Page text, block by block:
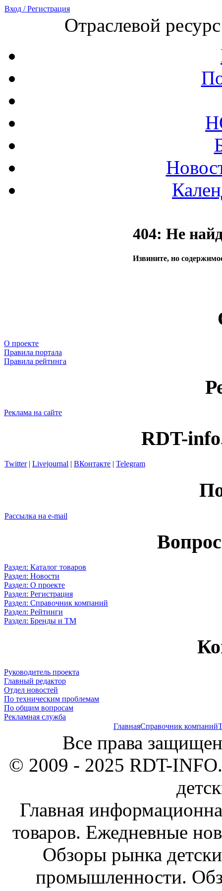
Вход / Регистрация
Отраслевой
404: Не
Извините, но
О проекте
Правила портала
Правила рейтинга
Реклама на сайте
RDT-
Twitter| Livejournal | ВКонтакте | Telegram
Рассылка на e-mail
Раздел: Каталог товаров
Раздел: Новости
Раздел: О проекте
Раздел: Регистрация
Раздел: Справочник компаний
Раздел: Рейтинги
Раздел: Бренды и ТМ
Руководитель проекта
Главный редактор
Отдел новостей
По техническим проблемам
По общим вопросам
Рекламная служба
ГлавнаяСправочник компаний
Все права
© 2009 - 2025 RDT-
Главная
товаров. Ежедневные
Обзоры рынка
промышленности.